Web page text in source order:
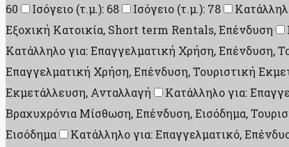
60
Ισόγειο (τ.μ.): 68 Ισόγειο (τ.μ.): 78
Εξοχική Κατοικία, Short term Rentals, Επένδυση
Κατάλληλο για: Επαγγελματική Χρήση, Επένδυση,
Επαγγελματική Χρήση, Επένδυση, Τουριστική
Εκμετάλλευση, Ανταλλαγή
Κατάλληλο για:
Βραχυχρόνια Μίσθωση, Επένδυση, Εισόδημα,
Εισόδημα
Κατάλληλο για: Επαγγελματικό,